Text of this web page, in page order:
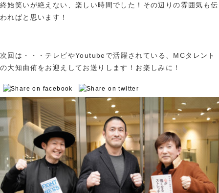
終始笑いが絶えない、楽しい時間でした！その辺りの雰囲気も伝
わればと思います！
次回は・・・テレビやYoutubeで活躍されている、MCタレント
の大知由侑をお迎えしてお送りします！お楽しみに！